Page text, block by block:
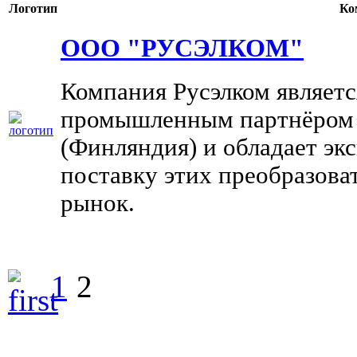
Логотип
ООО "РУСЭЛКОМ"
Компания Русэлком
промышленным
(Финляндия) и обладает
поставку этих
рынок.
1 2